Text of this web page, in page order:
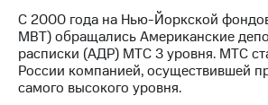
Контакты
Медиа-центр
Пресс-
релизы
С 2000 года на Нью-Йоркской
MBT) обращались Американские
расписки (АДР) МТС 3 уровня. МТС
России компанией, осуществившей
самого высокого уровня.